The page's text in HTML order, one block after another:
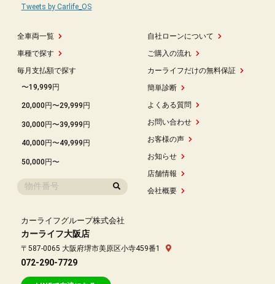
全車両一覧
車種で探す
毎月支払額で探す
〜19,999円
20,000円〜29,999円
30,000円〜39,999円
40,000円〜49,999円
50,000円〜
自社ローンについて
ご購入の流れ
カーライフだけの無料保証
簡単診断
よくある質問
お問い合わせ
お客様の声
お知らせ
店舗情報
会社概要
Tweets by Carlife_OS
カーライフグループ株式会社
カーライフ大阪店
〒587-0065 大阪府堺市美原区小寺459番1
072-290-7729